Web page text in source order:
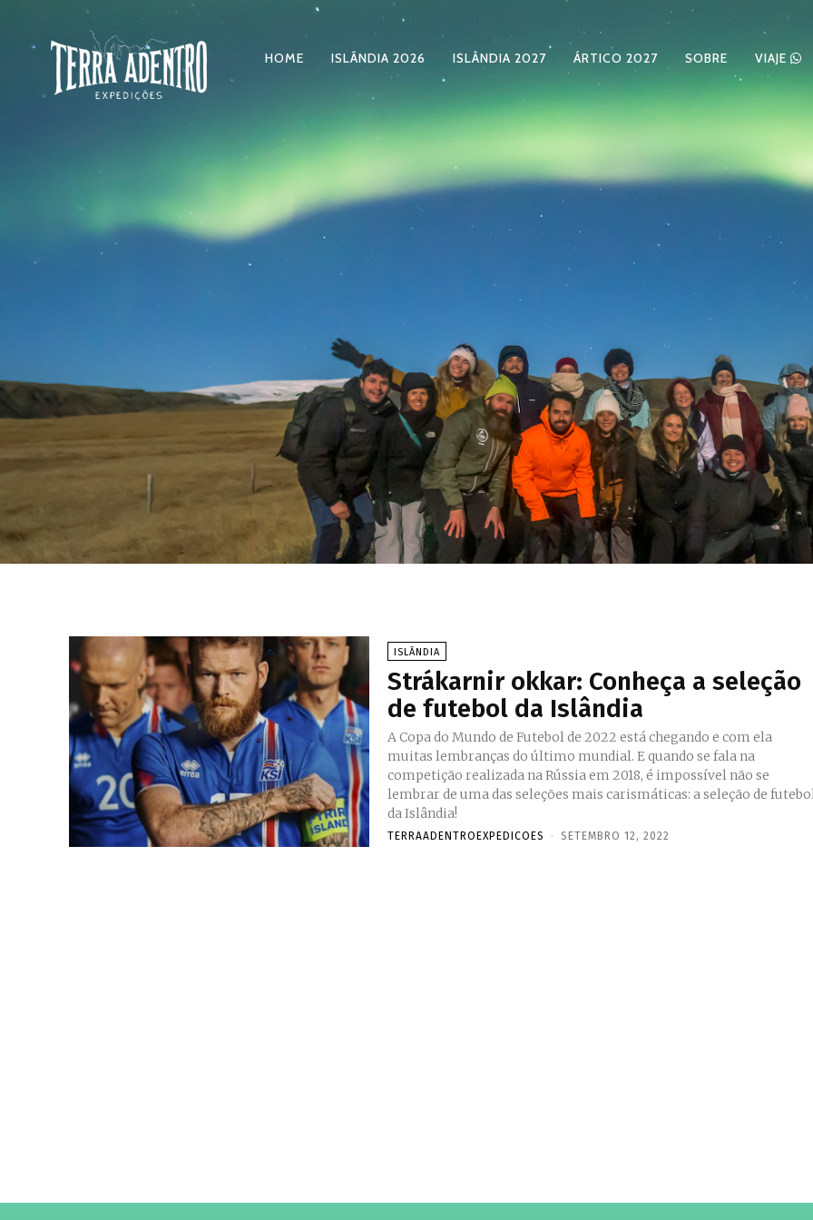
HOME ISLÂNDIA 2026 ISLÂNDIA 2027 ÁRTICO 2027 SOBRE VIAJE
ISLÂNDIA
Strákarnir okkar: Conheça a seleção
de futebol da Islândia
A Copa do Mundo de Futebol de 2022 está chegando e com ela
muitas lembranças do último mundial. E quando se fala na
competição realizada na Rússia em 2018, é impossível não se
lembrar de uma das seleções mais carismáticas: a seleção de
da Islândia!
TERRAADENTROEXPEDICOES - SETEMBRO 12, 2022